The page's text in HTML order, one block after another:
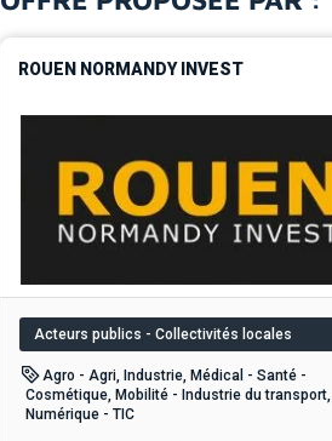
ROUEN NORMANDY INVEST
Acteurs publics - Collectivités locales
Agro - Agri, Industrie, Médical - Santé -
Cosmétique, Mobilité - Industrie du transport,
Numérique - TIC